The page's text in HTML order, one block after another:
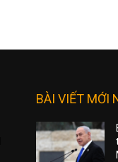
BÀI VIẾT MỚI